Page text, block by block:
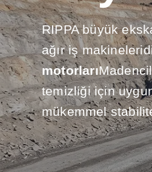
RIPPA büyük
ağır iş
motorları
temizliği için
mükemmel